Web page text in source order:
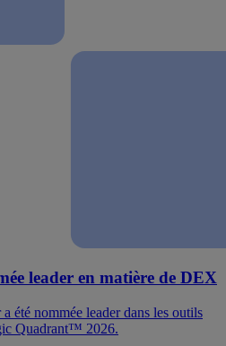
leader en matière de DEX
été nommée leader dans les outils
Quadrant™ 2026.